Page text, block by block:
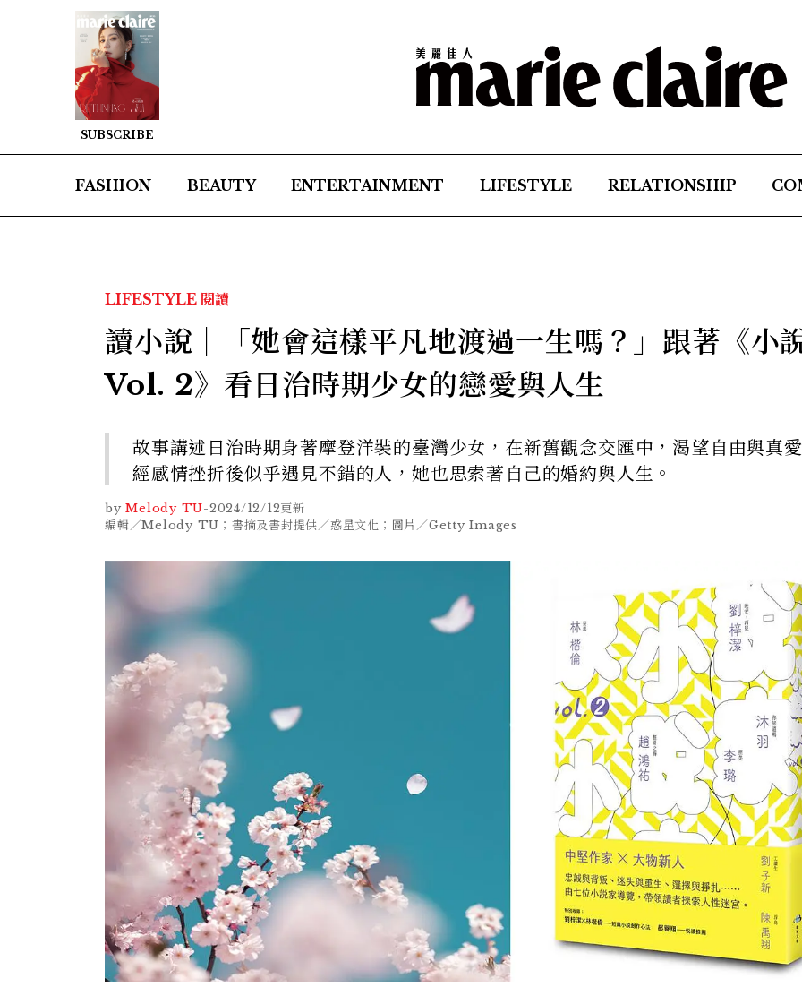
SUBSCRIBE
FASHION BEAUTY ENTERTAINMENT LIFESTYLE RELATIONSHIP
LIFESTYLE 閱讀
讀小說｜「她會這樣平凡地渡過一生嗎？」跟著《小
Vol. 2》看日治時期少女的戀愛與人生
故事講述日治時期身著摩登洋裝的臺灣少女，在新舊觀念交匯中，渴望自由與真
經感情挫折後似乎遇見不錯的人，她也思索著自己的婚約與人生。
by Melody TU-2024/12/12更新
編輯／Melody TU；書摘及書封提供／惑星文化；圖片／Getty Images